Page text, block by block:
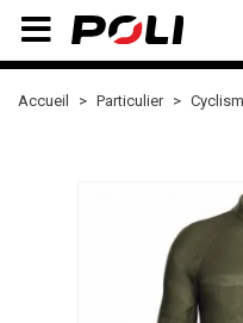
Accueil Particulier